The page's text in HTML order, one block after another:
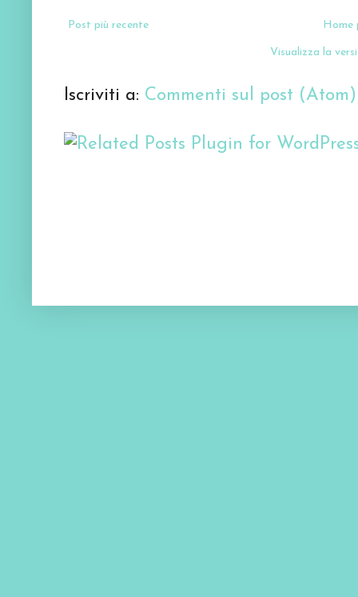
Post più recente Home
Visualizza la
Iscriviti a: Commenti sul post (Atom)